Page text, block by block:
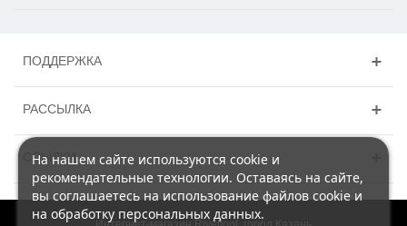
ПОДДЕРЖКА
РАССЫЛКА
ССЫЛКИ
На нашем сайте используются cookie и
рекомендательные технологии. Оставаясь на сайте,
вы соглашаетесь на использование файлов cookie и
на обработку персональных данных.